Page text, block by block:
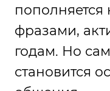
фразами,
годам. Но
становится